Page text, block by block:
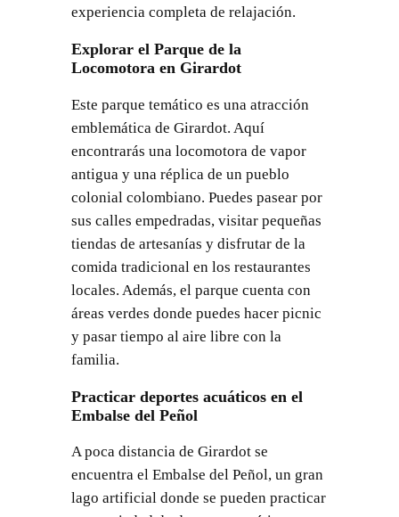
experiencia completa de relajación.
Explorar el Parque de la
Locomotora en Girardot
Este parque temático es una atracción
emblemática de Girardot. Aquí
encontrarás una locomotora de vapor
antigua y una réplica de un pueblo
colonial colombiano. Puedes pasear por
sus calles empedradas, visitar pequeñas
tiendas de artesanías y disfrutar de la
comida tradicional en los restaurantes
locales. Además, el parque cuenta con
áreas verdes donde puedes hacer picnic
y pasar tiempo al aire libre con la
familia.
Practicar deportes acuáticos en el
Embalse del Peñol
A poca distancia de Girardot se
encuentra el Embalse del Peñol, un gran
lago artificial donde se pueden practicar